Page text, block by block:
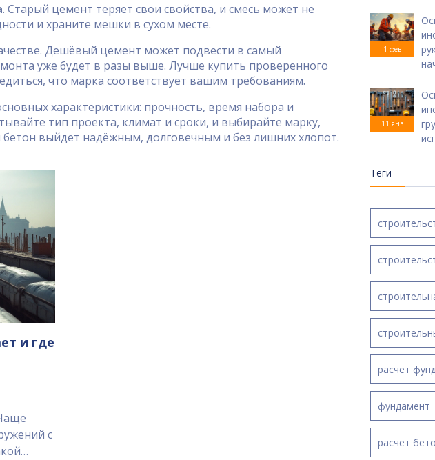
. Старый цемент теряет свои свойства, и смесь может не
и храните мешки в сухом месте.
Дешёвый цемент может подвести в самый
уже будет в разы выше. Лучше купить проверенного
что марка соответствует вашим требованиям.
характеристики: прочность, время набора и
тип проекта, климат и сроки, и выбирайте марку,
выйдет надёжным, долговечным и без лишних хлопот.
и где
с
1 фев
11 янв
Теги
расчет
фундамент
расчет